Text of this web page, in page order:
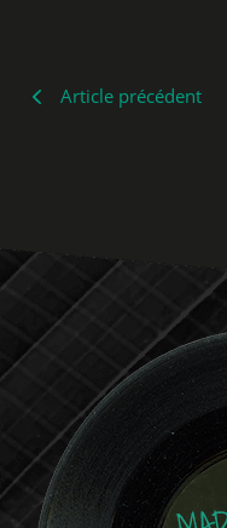
Article précédent